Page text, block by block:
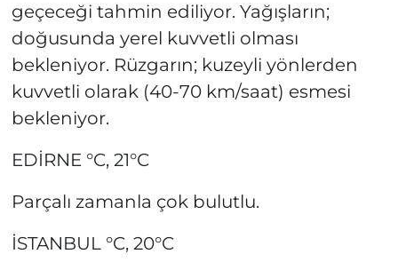
geçeceği tahmin ediliyor. Yağışların;
doğusunda yerel kuvvetli olması
bekleniyor. Rüzgarın; kuzeyli yönlerden
kuvvetli olarak (40-70 km/saat) esmesi
bekleniyor.
EDİRNE °C, 21°C
Parçalı zamanla çok bulutlu.
İSTANBUL °C, 20°C